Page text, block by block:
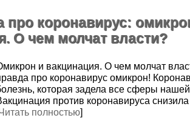
про коронавирус:
О чем молчат власти?
и вакцинация. О чем молчат
про коронавирус омикрон!
которая задела все сферы
против коронавируса снизила
полностью]